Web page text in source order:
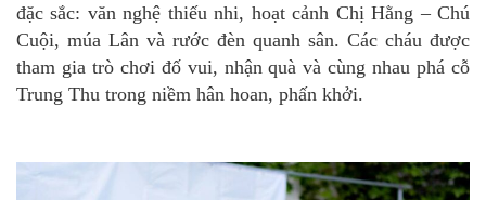
đặc sắc: văn nghệ thiếu nhi, hoạt cảnh Chị Hằng – Chú
Cuội, múa Lân và rước đèn quanh sân. Các cháu được
tham gia trò chơi đố vui, nhận quà và cùng nhau phá cỗ
Trung Thu trong niềm hân hoan, phấn khởi.